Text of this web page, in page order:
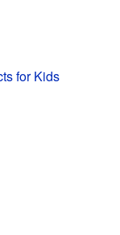
for Kids